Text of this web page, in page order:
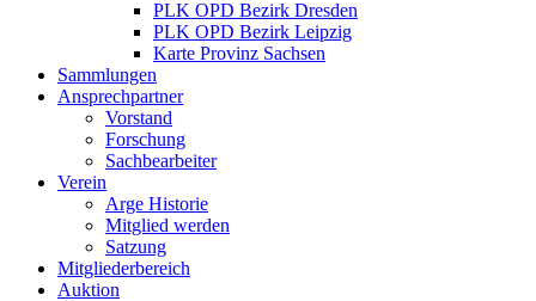
PLK OPD Bezirk Dresden
PLK OPD Bezirk Leipzig
Karte Provinz Sachsen
Sammlungen
Ansprechpartner
Vorstand
Forschung
Sachbearbeiter
Verein
Arge Historie
Mitglied werden
Satzung
Mitgliederbereich
Auktion